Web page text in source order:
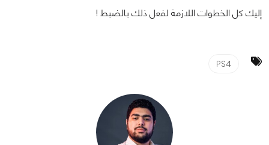
إليك كل الخطوات اللازمة لفعل ذلك بالضبط !
PS4